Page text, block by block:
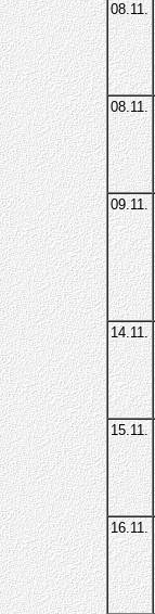
08.11.
08.11.
09.11.
14.11.
15.11.
16.11.